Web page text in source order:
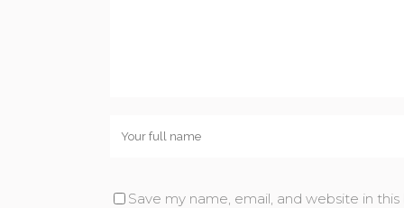
Save my name, email, and website in